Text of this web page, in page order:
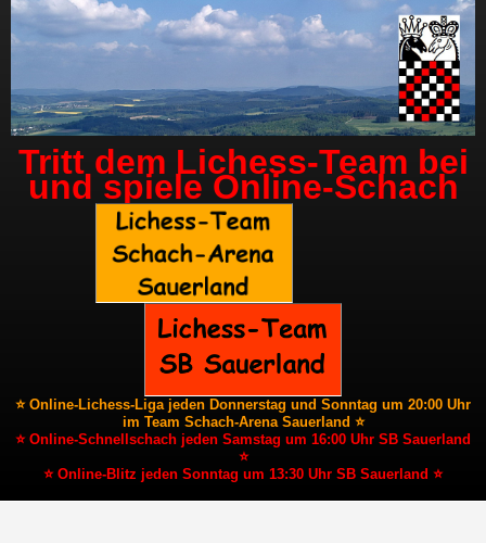
Tritt dem Lichess-Team bei
und spiele Online-Schach
⭐ Online-Lichess-Liga jeden Donnerstag und Sonntag um 20:00 Uhr
im Team Schach-Arena Sauerland ⭐
⭐ Online-Schnellschach jeden Samstag um 16:00 Uhr SB Sauerland
⭐
⭐ Online-Blitz jeden Sonntag um 13:30 Uhr SB Sauerland ⭐